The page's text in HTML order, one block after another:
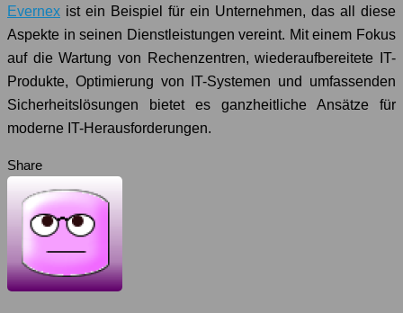
Evernex ist ein Beispiel für ein Unternehmen, das all diese
Aspekte in seinen Dienstleistungen vereint. Mit einem Fokus
auf die Wartung von Rechenzentren, wiederaufbereitete IT-
Produkte, Optimierung von IT-Systemen und umfassenden
Sicherheitslösungen bietet es ganzheitliche Ansätze für
moderne IT-Herausforderungen.
Share